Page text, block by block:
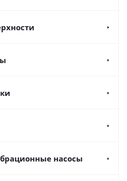
насосы